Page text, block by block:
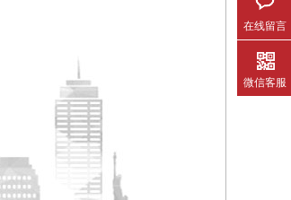
在线留言
微信客服